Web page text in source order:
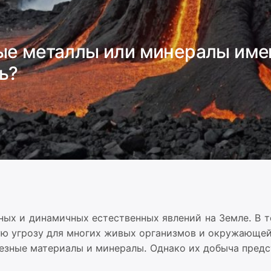
металлы или минералы
и динамичных естественных явлений на Земле. В
угрозу для многих живых организмов и
материалы и минералы. Однако их добыча